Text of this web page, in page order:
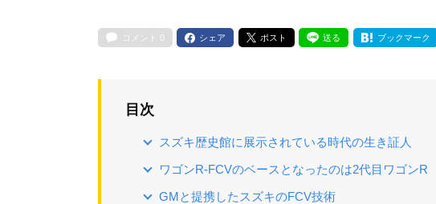
コメント 0 シェア ポスト 送る ブックマーク
目次
スズキ歴史館に展示されている時代の生き証人
ワゴンR-FCVのベースとなったのは2代目ワゴンR
GMと提携したスズキのFCV技術